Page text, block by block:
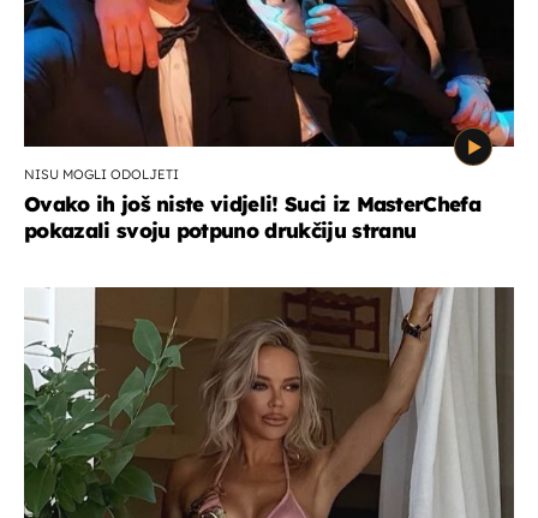
NISU MOGLI ODOLJETI
Ovako ih još niste vidjeli! Suci iz MasterChefa
pokazali svoju potpuno drukčiju stranu